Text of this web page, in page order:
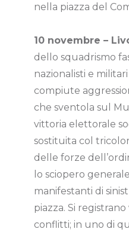
nella piazza del
10 novembre –
dello squadrismo
nazionalisti e
compiute
che sventola sul
vittoria elettorale
sostituita col
delle forze
lo sciopero
manifestanti di
piazza. Si
conflitti; in uno di